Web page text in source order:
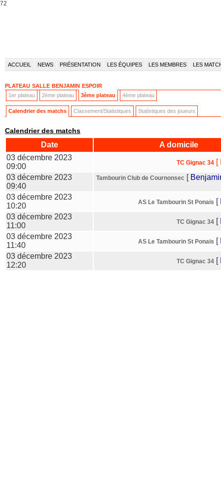
72
ACCUEIL NEWS PRÉSENTATION LES ÉQUIPES LES MEMBRES LES
plateau salle benjamin espoir
1er plateau 2ème plateau 3ème plateau 4ème plateau
Calendrier des matchs Classement/Statistiques Statistiques des joueurs
Calendrier des matchs
Date
A domicile
03 décembre 2023
09:00
TC Gignac 34 [
03 décembre 2023
09:40
Tambourin Club de Cournonsec [
03 décembre 2023
10:20
AS Le Tambourin St Ponais [
03 décembre 2023
11:00
TC Gignac 34 [
03 décembre 2023
11:40
AS Le Tambourin St Ponais [
03 décembre 2023
12:20
TC Gignac 34 [